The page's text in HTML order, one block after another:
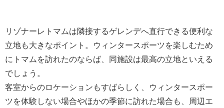
リゾナーレトマムは隣接するゲレンデへ直行できる便利な
立地も大きなポイント。ウィンタースポーツを楽しむため
にトマムを訪れたのならば、同施設は最高の立地といえる
でしょう。
客室からのロケーションもすばらしく、ウィンタースポー
ツを体験しない場合やほかの季節に訪れた場合も、周辺エ